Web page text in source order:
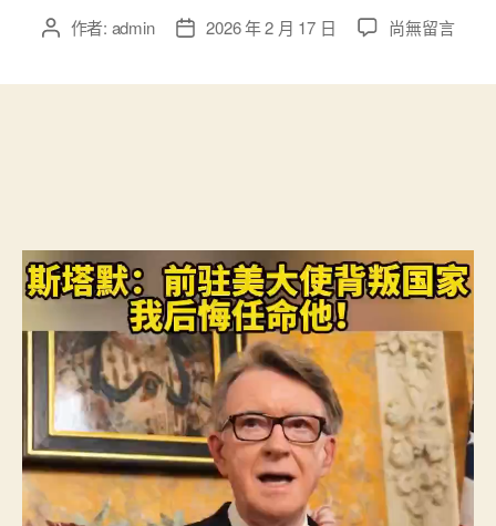
文 作者: admin
文 2026 年 2 月 17 日
在
使
變
OSDER
斯
德
件
商
節
國
家，
尚無留言